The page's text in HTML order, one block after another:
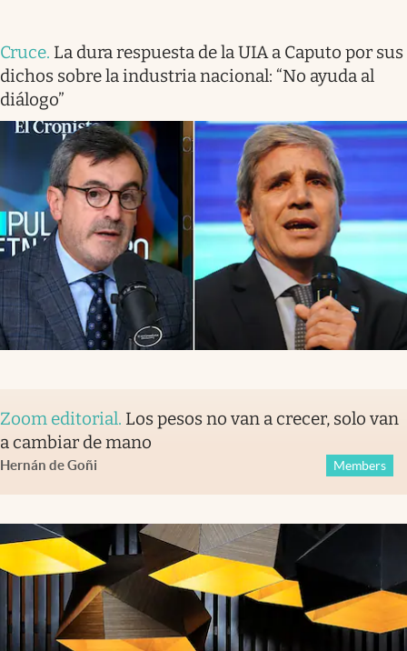
Cruce. La dura respuesta de la UIA a Caputo por sus
dichos sobre la industria nacional: “No ayuda al
diálogo”
Zoom editorial. Los pesos no van a crecer, solo van
a cambiar de mano
Hernán de Goñi Members